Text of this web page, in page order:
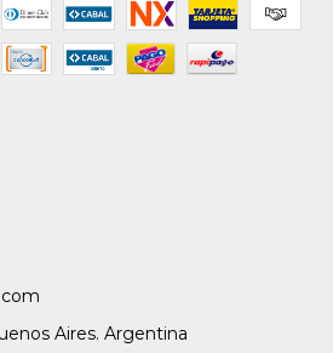
Aires. Argentina